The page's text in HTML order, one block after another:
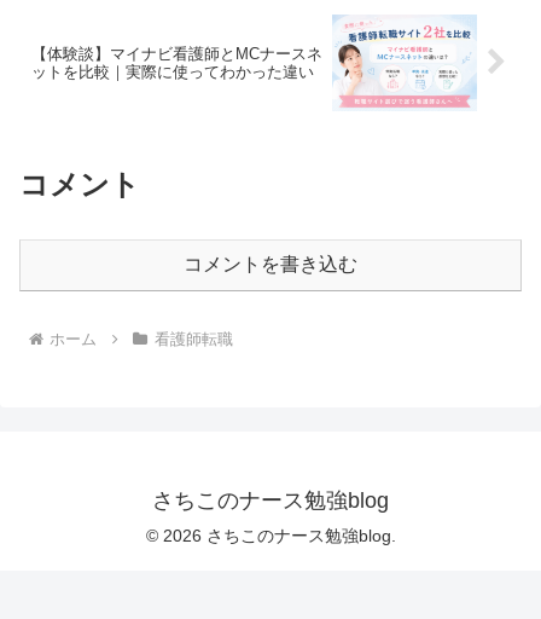
【体験談】マイナビ看護師とMCナースネ
ットを比較｜実際に使ってわかった違い
コメント
コメントを書き込む
ホーム 看護師転職
さちこのナース勉強blog
© 2026 さちこのナース勉強blog.